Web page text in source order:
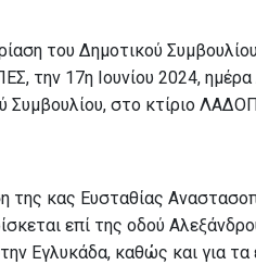
του Δημοτικού
την 17η Ιουνίου 2024,
Συμβουλίου, στο κτίριο
της κας Ευσταθίας
επί της οδού
Εγλυκάδα, καθώς και για τα